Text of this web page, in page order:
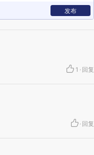
发布
1 · 回复
· 回复